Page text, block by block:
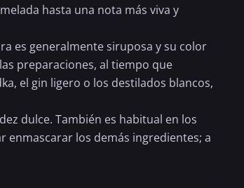
hasta una nota más viva y
es generalmente siruposa y su color
las preparaciones, al tiempo que
el gin ligero o los destilados blancos,
dulce. También es habitual en los
enmascarar los demás ingredientes; a